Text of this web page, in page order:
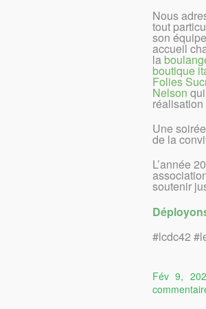
Nous
tout
son
accueil
la
boutique
Folies
Nelson
Une
de la
L’année
soutenir
#lcdc42
Fév 9,